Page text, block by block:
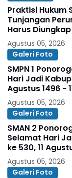
Praktisi Hukum
Tunjangan
Harus
Agustus 05, 2026
Galeri Foto
SMPN 1
Hari Jadi
Agustus 1496 -
Agustus 05, 2026
Galeri Foto
SMAN 2
Selamat Hari
ke 530, 11
Agustus 05, 2026
Galeri Foto